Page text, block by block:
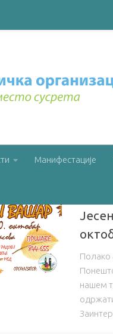
Манифестације
ARCHIVE: ОКТОБАР
Полако
нашем